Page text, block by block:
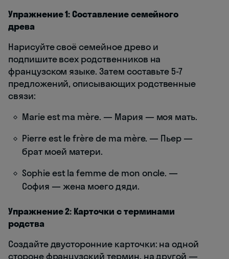
Упражнение 1: Составление семейного
древа
Нарисуйте своё семейное древо и
подпишите всех родственников на
французском языке. Затем составьте 5-7
предложений, описывающих родственные
связи:
Marie est ma mère. — Мария — моя мать.
Pierre est le frère de ma mère. — Пьер —
брат моей матери.
Sophie est la femme de mon oncle. —
София — жена моего дяди.
Упражнение 2: Карточки с терминами
родства
Создайте двусторонние карточки: на одной
стороне французский термин, на другой —